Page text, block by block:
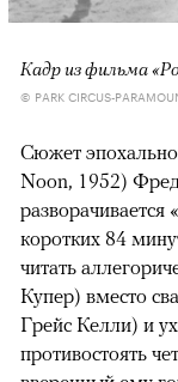
Кадр из фильма
© PARK CIRCUS-
Сюжет
Noon, 1952)
коротких 84
читать
Купер) вместо
Грейс Келли) и
противостоять